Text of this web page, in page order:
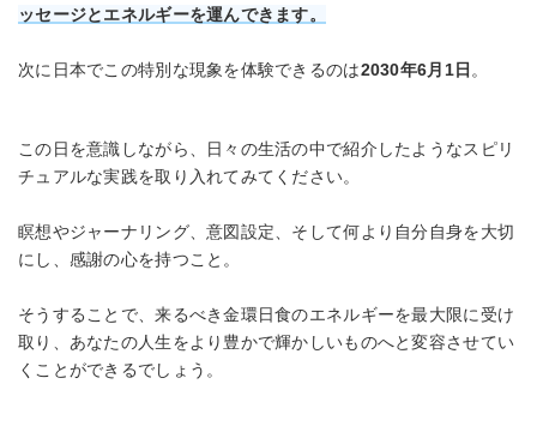
ッセージとエネルギーを運んできます。
次に日本でこの特別な現象を体験できるのは2030年6月1日 。
この日を意識しながら、日々の生活の中で紹介したようなスピリ
チュアルな実践を取り入れてみてください。
瞑想やジャーナリング、意図設定、そして何より自分自身を大切
にし、感謝の心を持つこと。
そうすることで、来るべき金環日食のエネルギーを最大限に受け
取り、あなたの人生をより豊かで輝かしいものへと変容させてい
くことができるでしょう。